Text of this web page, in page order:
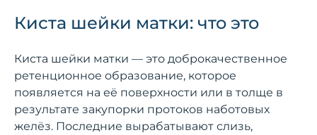
Киста шейки матки: что это
Киста шейки матки — это доброкачественное
ретенционное образование, которое
появляется на её поверхности или в толще в
результате закупорки протоков наботовых
желёз. Последние вырабатывают слизь,